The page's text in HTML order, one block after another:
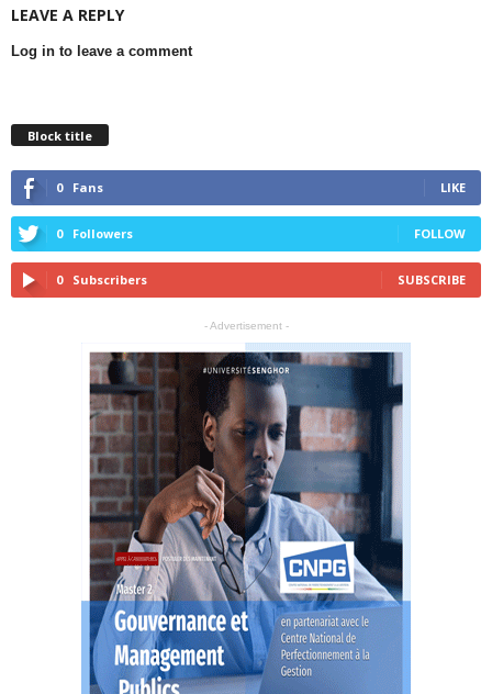
LEAVE A REPLY
Log in to leave a comment
Block title
0 Fans LIKE
0 Followers FOLLOW
0 Subscribers SUBSCRIBE
- Advertisement -